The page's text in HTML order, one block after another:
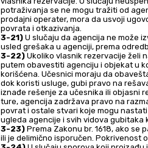
potraživanja se ne mogu tražiti od
prodajni operater, mora da usvoji
povrata i otkazivanja.
3-21) U slučaju da agencija ne može
usled grešaka u agenciji, prema
3-22) Ukoliko vlasnik rezervacije želi
putem obavestiti agenciju i objekat u
korišćena. Učesnici moraju da
dok koristi usluge, gubi pravo na
iznađe rešenje za učesnika ili objasni
ture, agencija zadržava pravo na
povrat i ostale stvari koje mogu
ugleda agencije i svih vidova gubitaka
3-23) Prema Zakonu br. 1618, ako
ili je delimično isporučen. Pokrivenost